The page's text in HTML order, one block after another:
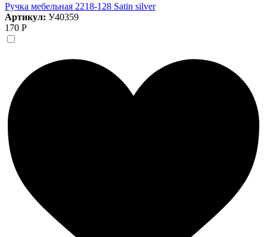
Ручка мебельная 2218-128 Satin silver
Артикул: У40359
170 Р